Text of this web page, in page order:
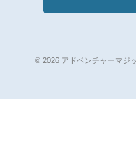
© 2026 アドベンチャーマジ